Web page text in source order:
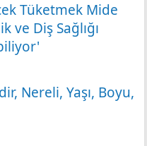
Tüketmek Mide
ve Diş Sağlığı
Nereli, Yaşı, Boyu,